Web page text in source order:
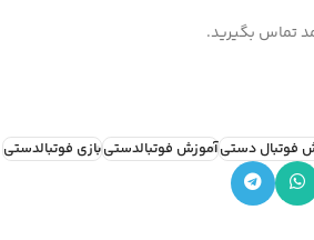
تماس بگیرید.
فوتبال دستیآموزش فوتبالدستیبازی فوتبالدستی